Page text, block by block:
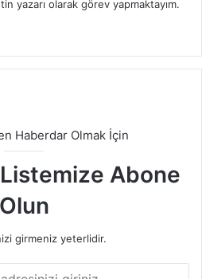
yazarı olarak görev yapmaktayım.
Haberdar Olmak İçin
Abone
Olun
girmeniz yeterlidir.